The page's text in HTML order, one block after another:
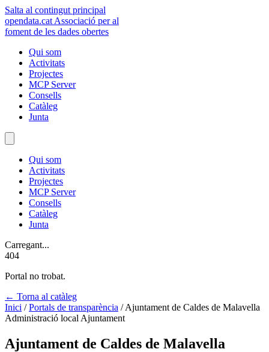
Salta al contingut principal
opendata.cat Associació per al
foment de les dades obertes
Qui som
Activitats
Projectes
MCP Server
Consells
Catàleg
Junta
Qui som
Activitats
Projectes
MCP Server
Consells
Catàleg
Junta
Carregant...
404
Portal no trobat.
← Torna al catàleg
Inici / Portals de transparència / Ajuntament de Caldes de Malavella
Administració local Ajuntament
Ajuntament de Caldes de Malavella